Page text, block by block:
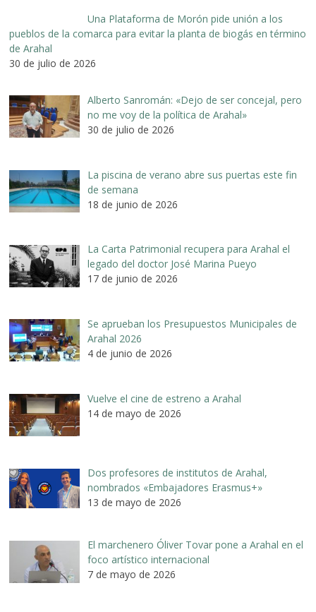
Una Plataforma de Morón pide unión a los
pueblos de la comarca para evitar la planta de biogás en término
de Arahal
30 de julio de 2026
Alberto Sanromán: «Dejo de ser concejal, pero
no me voy de la política de Arahal»
30 de julio de 2026
La piscina de verano abre sus puertas este fin
de semana
18 de junio de 2026
La Carta Patrimonial recupera para Arahal el
legado del doctor José Marina Pueyo
17 de junio de 2026
Se aprueban los Presupuestos Municipales de
Arahal 2026
4 de junio de 2026
Vuelve el cine de estreno a Arahal
14 de mayo de 2026
Dos profesores de institutos de Arahal,
nombrados «Embajadores Erasmus+»
13 de mayo de 2026
El marchenero Óliver Tovar pone a Arahal en el
foco artístico internacional
7 de mayo de 2026